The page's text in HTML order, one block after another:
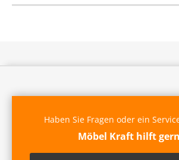
Haben Sie Fragen oder ein
Möbel Kraft hilft